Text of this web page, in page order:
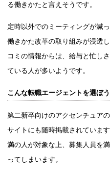
る働きかたと言えそうです。
定時以外でのミーティングが減
働きかた改革の取り組みが浸透
コミの情報からは、給与と忙し
ている人が多いようです。
こんな転職エージェントを選ぼう
第二新卒向けのアクセンチュア
サイトにも随時掲載されていま
満の人が対象な上、募集人員を
ってしまいます。